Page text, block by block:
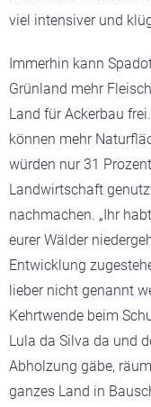
viel intensiver und
Immerhin kann
Grünland mehr
Land für Ackerbau
können mehr
würden nur 31
Landwirtschaft
nachmachen. „Ihr
eurer Wälder
Entwicklung
lieber nicht genannt
Kehrtwende beim
Lula da Silva da und
Abholzung gäbe,
ganzes Land in